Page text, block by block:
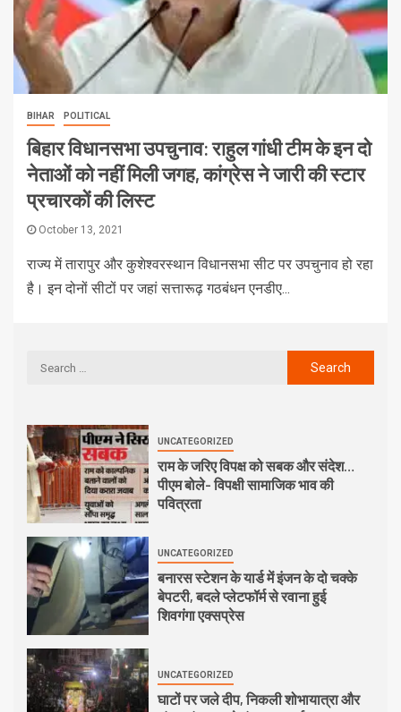
BIHAR POLITICAL
बिहार विधानसभा उपचुनाव: राहुल गांधी टीम के इन दो
नेताओं को नहीं मिली जगह, कांग्रेस ने जारी की स्टार
प्रचारकों की लिस्ट
October 13, 2021
राज्य में तारापुर और कुशेश्वरस्थान विधानसभा सीट पर उपचुनाव हो रहा
है। इन दोनों सीटों पर जहां सत्तारूढ़ गठबंधन एनडीए...
UNCATEGORIZED
राम के जरिए विपक्ष को सबक और संदेश…
पीएम बोले- विपक्षी सामाजिक भाव की
पवित्रता
UNCATEGORIZED
बनारस स्टेशन के यार्ड में इंजन के दो चक्के
बेपटरी, बदले प्लेटफॉर्म से रवाना हुई
शिवगंगा एक्सप्रेस
UNCATEGORIZED
घाटों पर जले दीप, निकली शोभायात्रा और